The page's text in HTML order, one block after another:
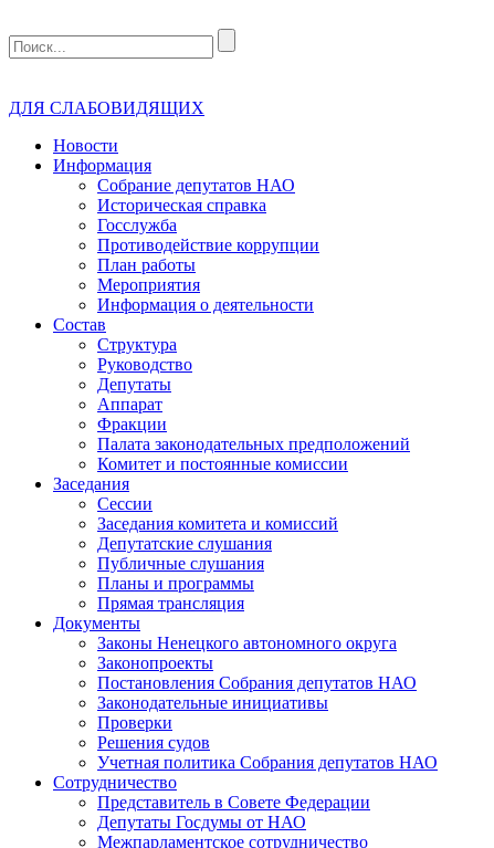
ДЛЯ СЛАБОВИДЯЩИХ
Новости
Информация
Собрание депутатов НАО
Историческая справка
Госслужба
Противодействие коррупции
План работы
Мероприятия
Информация о деятельности
Состав
Структура
Руководство
Депутаты
Аппарат
Фракции
Палата законодательных предположений
Комитет и постоянные комиссии
Заседания
Сессии
Заседания комитета и комиссий
Депутатские слушания
Публичные слушания
Планы и программы
Прямая трансляция
Документы
Законы Ненецкого автономного округа
Законопроекты
Постановления Собрания депутатов НАО
Законодательные инициативы
Проверки
Решения судов
Учетная политика Собрания депутатов НАО
Сотрудничество
Представитель в Совете Федерации
Депутаты Госдумы от НАО
Межпарламентское сотрудничество